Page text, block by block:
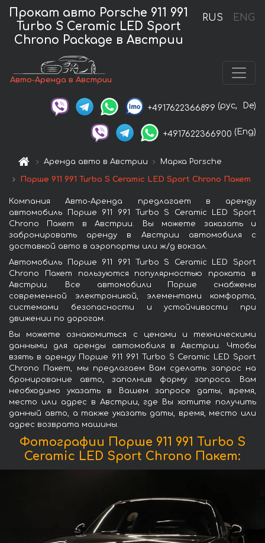
RUS ENG
Прокат авто Porsche 911 991
Turbo S Ceramic LED Sport
Chrono Package в Австрии
Авто-Аренда в Австрии
+4917622366899 (рус, De)
+4917622366900 (Eng)
Аренда авто в Австрии Марка Porsche
Порше 911 991 Turbo S Ceramic LED Sport Chrono Пакет
Компания Авто-Аренда предлагает в аренду
автомобиль Порше 911 991 Turbo S Ceramic LED Sport
Chrono Пакет в Австрии. Вы можете заказать и
забронировать аренду в Австрии автомобиля с
доставкой авто в аэропорты или ж/д вокзал.
Автомобиль Порше 911 991 Turbo S Ceramic LED Sport
Chrono Пакет пользуются популярностью проката в
Австрии. Все автомобили Порше снабжены
современной электроникой, элементами комфорта,
системами безопасности и устойчивости при
движении по дорогам.
Вы можете ознакомиться с ценами и техническими
данными для аренды автомобиля в Австрии. Чтобы
взять в аренду Порше 911 991 Turbo S Ceramic LED Sport
Chrono Пакет, мы предлагаем Вам сделать запрос на
бронирование авто, заполнив форму запроса. Вам
необходимо указать в Вашем запросе даты, время,
место или адрес в Австрии, где Вы хотите получить
данный авто, а также указать даты, время, место или
адрес возврата машины.
Фотографии Порше 911 991 Turbo S
Ceramic LED Sport Chrono Пакет: